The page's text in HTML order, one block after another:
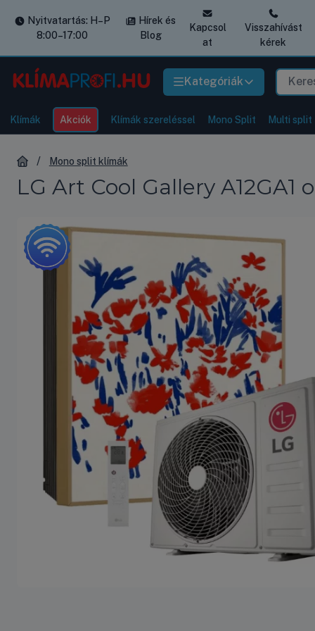
Kategóriák
Nyitvatartás: H–P
8:00–17:00
Hírek és
Blog
Kapcsol
at
Visszahívást
kérek
Klímák Akciók Klímák szereléssel Mono Split Multi split
Mono split klímák
LG Art Cool Gallery